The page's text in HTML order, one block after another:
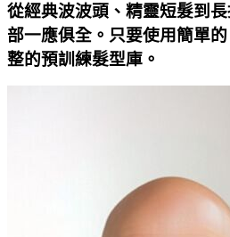
從經典波波頭、精靈短髮到
部一應俱全。只要使用簡單
整的預訓練髮型庫。